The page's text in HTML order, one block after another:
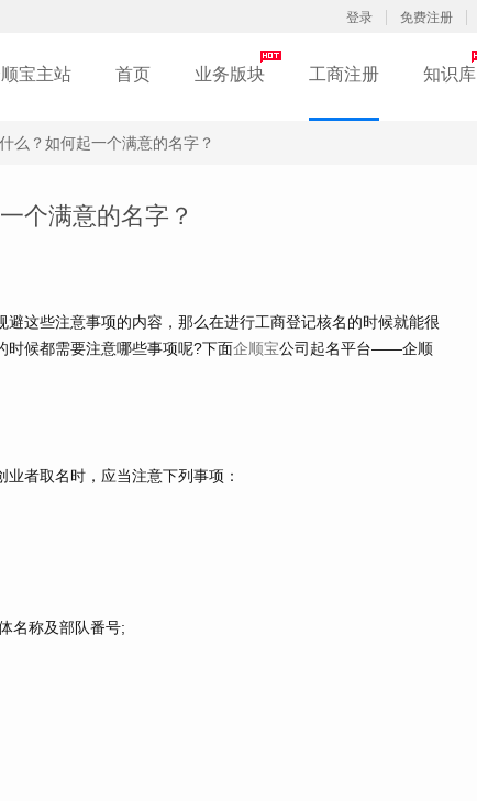
登录 免费注册
宝主站 首页 业务版块 工商注册 知识库
么？如何起一个满意的名字？
个满意的名字？
避这些注意事项的内容，那么在进行工商登记核名的时候就能很
时候都需要注意哪些事项呢?下面企顺宝公司起名平台——企顺
者取名时，应当注意下列事项：
名称及部队番号;